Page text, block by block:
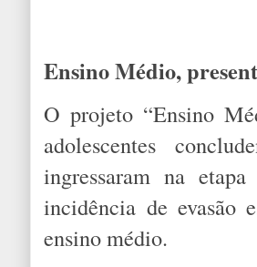
Ensino Médio,
O projeto “Ensino
adolescentes
ingressaram na
incidência de evasão
ensino médio.